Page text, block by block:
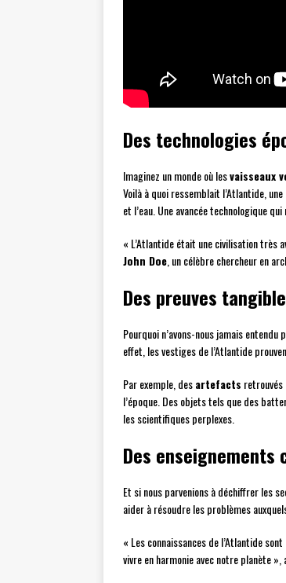
Des technologies
Imaginez un monde où lesvaisseaux
Voilà à quoi ressemblait l’Atlantide,
et l’eau. Une avancée technologique
« L’Atlantide était une civilisation très
John Doe , un célèbre chercheur en
Des preuves
Pourquoi n’avons-nous jamais
effet, les vestiges de l’Atlantide
Par exemple, desartefacts retrouvés
l’époque. Des objets tels que des
les scientifiques perplexes.
Des
Et si nous parvenions à déchiffrer les
aider à résoudre les problèmes
« Les connaissances de l’Atlantide
vivre en harmonie avec notre planète »,